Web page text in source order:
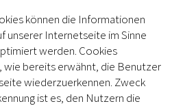
können die Informationen
unserer Internetseite im Sinne
werden. Cookies
wie bereits erwähnt, die Benutzer
wiederzuerkennen. Zweck
ist es, den Nutzern die